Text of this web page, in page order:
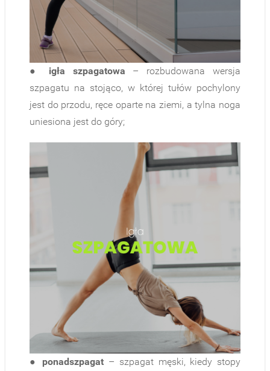
● igła szpagatowa – rozbudowana wersja
szpagatu na stojąco, w której tułów pochylony
jest do przodu, ręce oparte na ziemi, a tylna noga
uniesiona jest do góry;
● ponadszpagat – szpagat męski, kiedy stopy